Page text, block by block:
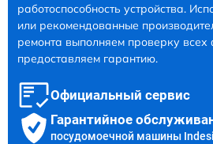
работоспособность устройства.
или рекомендованные
ремонта выполняем проверку всех
предоставляем гарантию.
Официальный сервис
Гарантийное
посудомоечной машины